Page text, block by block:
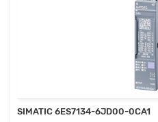
SIMATIC 6ES7134-6JD00-0CA1